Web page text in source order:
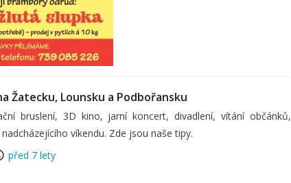
Žatecku, Lounsku a Podbořansku
bruslení, 3D kino, jarní koncert, divadlení, vítání občánků,
víkendu. Zde jsou naše tipy.
před 7 lety